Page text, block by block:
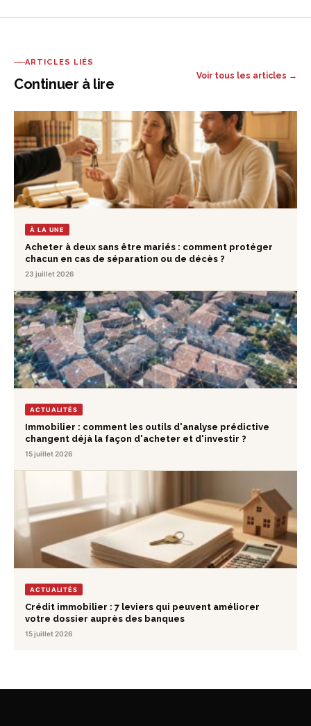
ARTICLES LIÉS
Continuer à lire Voir tous les articles →
À LA UNE
Acheter à deux sans être mariés : comment protéger
chacun en cas de séparation ou de décès ?
23 juillet 2026
ACTUALITÉS
Immobilier : comment les outils d'analyse prédictive
changent déjà la façon d'acheter et d'investir ?
15 juillet 2026
ACTUALITÉS
Crédit immobilier : 7 leviers qui peuvent améliorer
votre dossier auprès des banques
15 juillet 2026